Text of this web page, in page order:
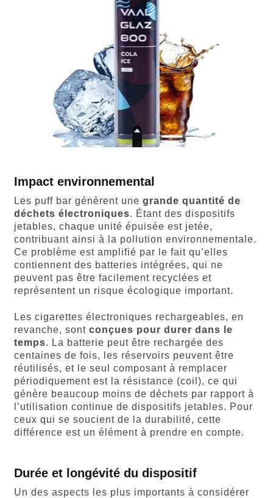
Impact environnemental
Les puff bar génèrent une grande quantité de
déchets électroniques. Étant des dispositifs
jetables, chaque unité épuisée est jetée,
contribuant ainsi à la pollution environnementale.
Ce problème est amplifié par le fait qu’elles
contiennent des batteries intégrées, qui ne
peuvent pas être facilement recyclées et
représentent un risque écologique important.
Les cigarettes électroniques rechargeables, en
revanche, sont conçues pour durer dans le
temps. La batterie peut être rechargée des
centaines de fois, les réservoirs peuvent être
réutilisés, et le seul composant à remplacer
périodiquement est la résistance (coil), ce qui
génère beaucoup moins de déchets par rapport à
l’utilisation continue de dispositifs jetables. Pour
ceux qui se soucient de la durabilité, cette
différence est un élément à prendre en compte.
Durée et longévité du dispositif
Un des aspects les plus importants à considérer